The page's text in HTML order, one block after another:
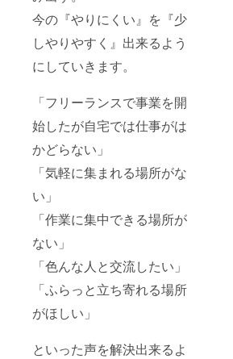
今の『やりにくい』を『少
しやりやすく』出来るよう
にしていきます。
「フリーランスで事業を開
始したが自宅では仕事がは
かどらない」
「気軽に集まれる場所がな
い」
「作業に集中できる場所が
ない」
「色んな人と交流したい」
「ふらっと立ち寄れる場所
がほしい」
といった声を解決出来るよ